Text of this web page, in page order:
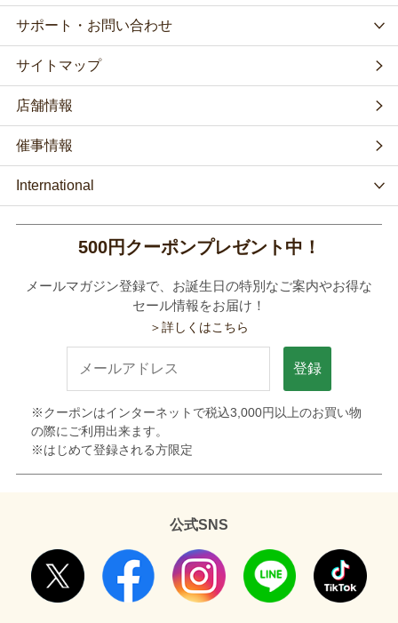
サポート・お問い合わせ
サイトマップ
店舗情報
催事情報
International
500円クーポンプレゼント中！
メールマガジン登録で、お誕生日の特別なご案内やお得な
セール情報をお届け！
＞詳しくはこちら
登録
※クーポンはインターネットで税込3,000円以上のお買い物
の際にご利用出来ます。
※はじめて登録される方限定
公式SNS